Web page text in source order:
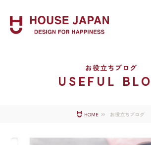
お役立ちブログ
USEFUL
HOME お役立ちブログ